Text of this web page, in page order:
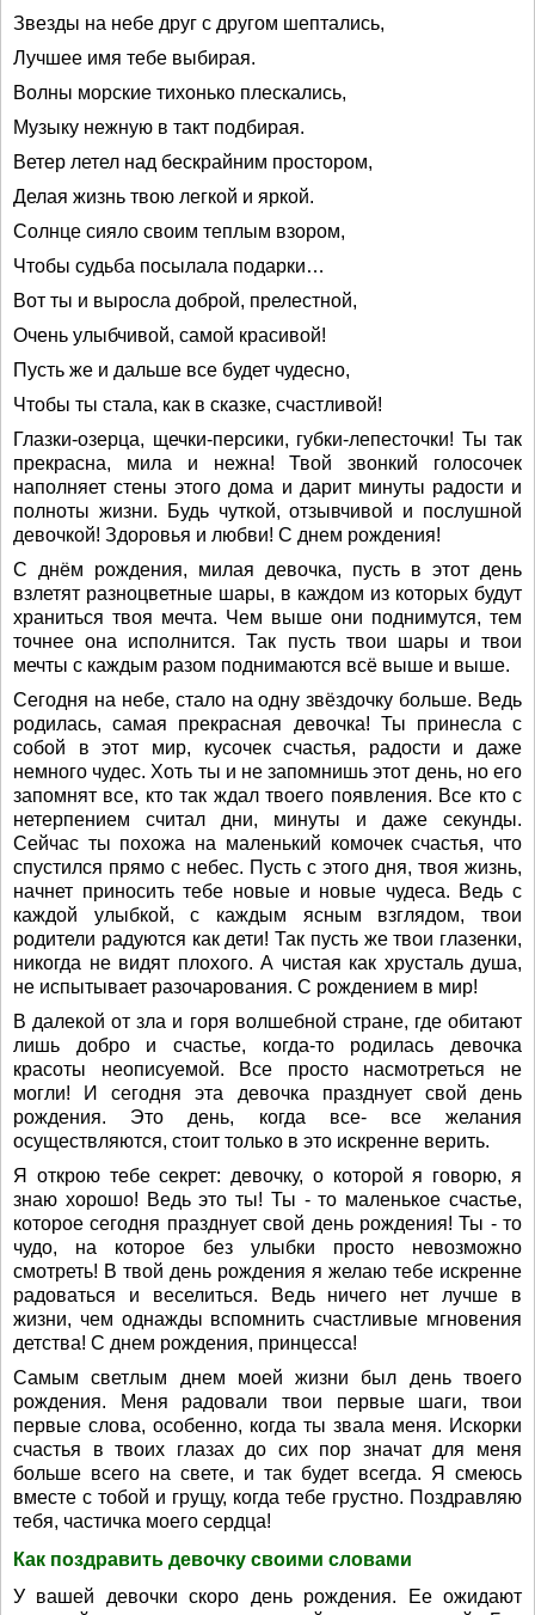
Звезды на небе друг с другом шептались,
Лучшее имя тебе выбирая.
Волны морские тихонько плескались,
Музыку нежную в такт подбирая.
Ветер летел над бескрайним простором,
Делая жизнь твою легкой и яркой.
Солнце сияло своим теплым взором,
Чтобы судьба посылала подарки…
Вот ты и выросла доброй, прелестной,
Очень улыбчивой, самой красивой!
Пусть же и дальше все будет чудесно,
Чтобы ты стала, как в сказке, счастливой!
Глазки-озерца, щечки-персики, губки-лепесточки! Ты так
прекрасна, мила и нежна! Твой звонкий голосочек
наполняет стены этого дома и дарит минуты радости и
полноты жизни. Будь чуткой, отзывчивой и послушной
девочкой! Здоровья и любви! С днем рождения!
С днём рождения, милая девочка, пусть в этот день
взлетят разноцветные шары, в каждом из которых будут
храниться твоя мечта. Чем выше они поднимутся, тем
точнее она исполнится. Так пусть твои шары и твои
мечты с каждым разом поднимаются всё выше и выше.
Сегодня на небе, стало на одну звёздочку больше. Ведь
родилась, самая прекрасная девочка! Ты принесла с
собой в этот мир, кусочек счастья, радости и даже
немного чудес. Хоть ты и не запомнишь этот день, но его
запомнят все, кто так ждал твоего появления. Все кто с
нетерпением считал дни, минуты и даже секунды.
Сейчас ты похожа на маленький комочек счастья, что
спустился прямо с небес. Пусть с этого дня, твоя жизнь,
начнет приносить тебе новые и новые чудеса. Ведь с
каждой улыбкой, с каждым ясным взглядом, твои
родители радуются как дети! Так пусть же твои глазенки,
никогда не видят плохого. А чистая как хрусталь душа,
не испытывает разочарования. С рождением в мир!
В далекой от зла и горя волшебной стране, где обитают
лишь добро и счастье, когда-то родилась девочка
красоты неописуемой. Все просто насмотреться не
могли! И сегодня эта девочка празднует свой день
рождения. Это день, когда все- все желания
осуществляются, стоит только в это искренне верить.
Я открою тебе секрет: девочку, о которой я говорю, я
знаю хорошо! Ведь это ты! Ты - то маленькое счастье,
которое сегодня празднует свой день рождения! Ты - то
чудо, на которое без улыбки просто невозможно
смотреть! В твой день рождения я желаю тебе искренне
радоваться и веселиться. Ведь ничего нет лучше в
жизни, чем однажды вспомнить счастливые мгновения
детства! С днем рождения, принцесса!
Самым светлым днем моей жизни был день твоего
рождения. Меня радовали твои первые шаги, твои
первые слова, особенно, когда ты звала меня. Искорки
счастья в твоих глазах до сих пор значат для меня
больше всего на свете, и так будет всегда. Я смеюсь
вместе с тобой и грущу, когда тебе грустно. Поздравляю
тебя, частичка моего сердца!
Как поздравить девочку своими словами
У вашей девочки скоро день рождения. Ее ожидают